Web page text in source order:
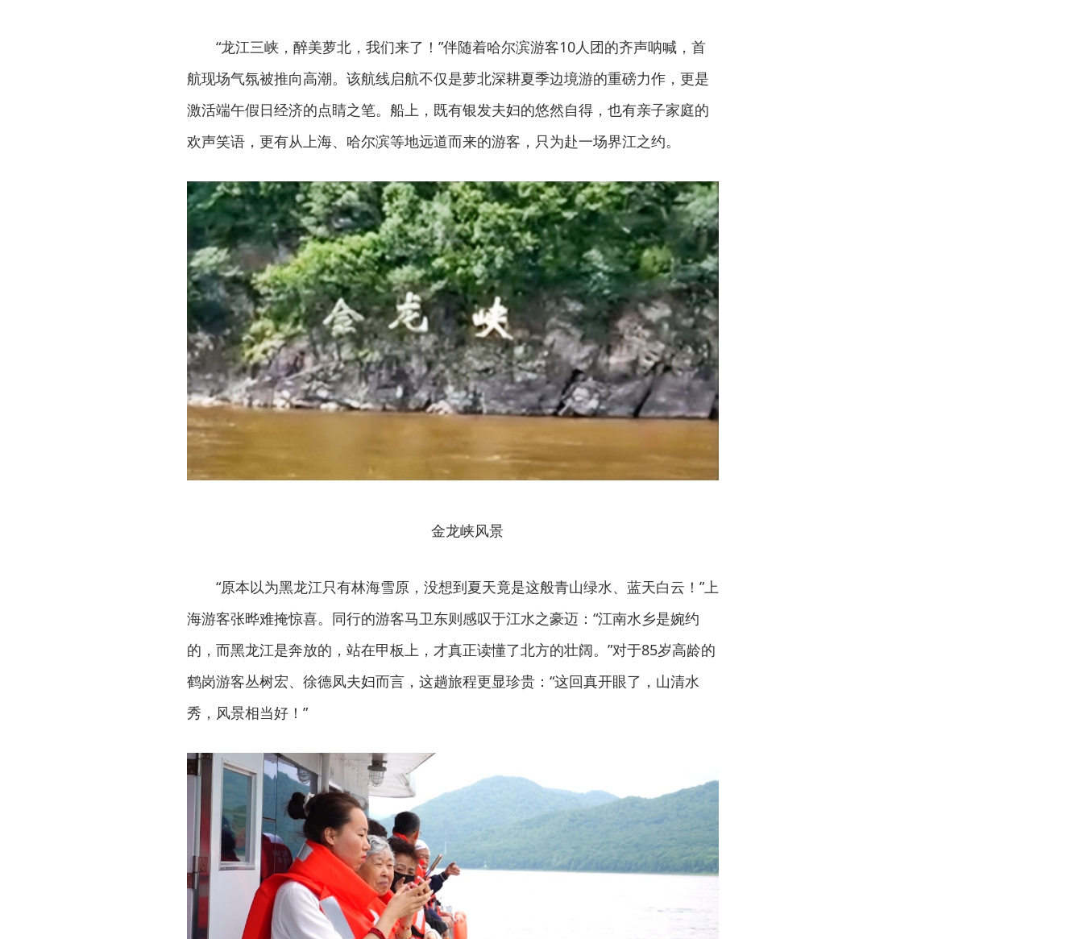
“龙江三峡，醉美萝北，我们来了！”伴随着哈尔滨游客10人团的齐声呐喊，首
航现场气氛被推向高潮。该航线启航不仅是萝北深耕夏季边境游的重磅力作，更是
激活端午假日经济的点睛之笔。船上，既有银发夫妇的悠然自得，也有亲子家庭的
欢声笑语，更有从上海、哈尔滨等地远道而来的游客，只为赴一场界江之约。
金龙峡风景
“原本以为黑龙江只有林海雪原，没想到夏天竟是这般青山绿水、蓝天白云！”上
海游客张晔难掩惊喜。同行的游客马卫东则感叹于江水之豪迈：“江南水乡是婉约
的，而黑龙江是奔放的，站在甲板上，才真正读懂了北方的壮阔。”对于85岁高龄的
鹤岗游客丛树宏、徐德凤夫妇而言，这趟旅程更显珍贵：“这回真开眼了，山清水
秀，风景相当好！”